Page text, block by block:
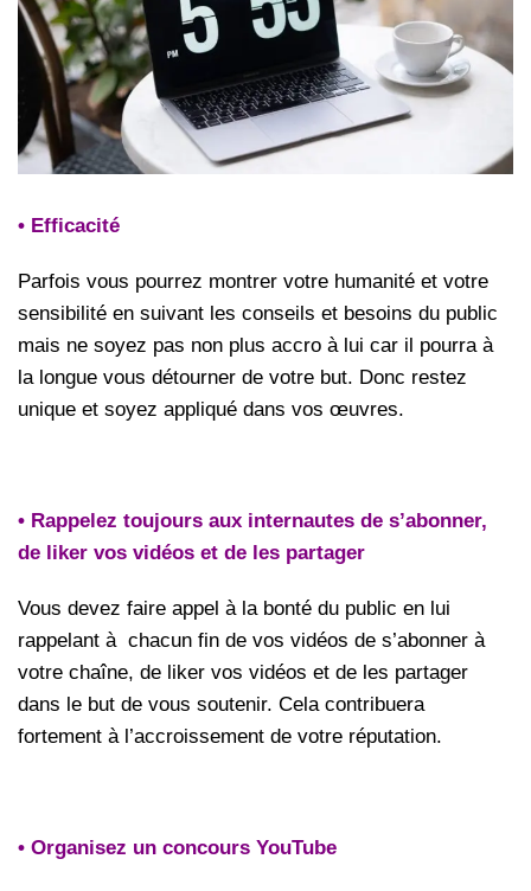
• Efficacité
Parfois vous pourrez montrer votre humanité et votre
sensibilité en suivant les conseils et besoins du public
mais ne soyez pas non plus accro à lui car il pourra à
la longue vous détourner de votre but. Donc restez
unique et soyez appliqué dans vos œuvres.
• Rappelez toujours aux internautes de s’abonner,
de liker vos vidéos et de les partager
Vous devez faire appel à la bonté du public en lui
rappelant à chacun fin de vos vidéos de s’abonner à
votre chaîne, de liker vos vidéos et de les partager
dans le but de vous soutenir. Cela contribuera
fortement à l’accroissement de votre réputation.
• Organisez un concours YouTube